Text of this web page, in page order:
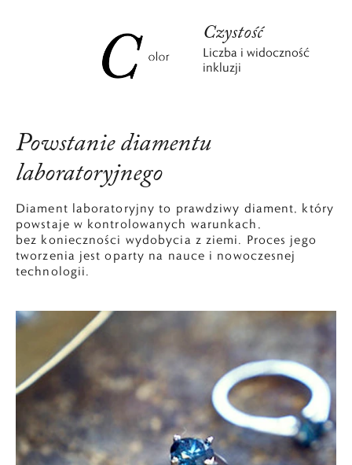
Czystość
Liczba i widoczność
inkluzji
Powstanie diamentu
laboratoryjnego
Diament laboratoryjny to prawdziwy diament, który
powstaje w kontrolowanych warunkach,
bez konieczności wydobycia z ziemi. Proces jego
tworzenia jest oparty na nauce i nowoczesnej
technologii.